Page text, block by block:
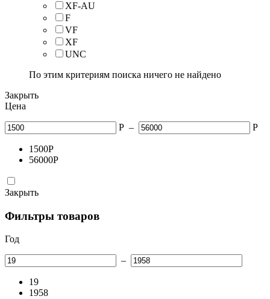
XF-AU
F
VF
XF
UNC
По этим критериям поиска ничего не найдено
Закрыть
Цена
Р – Р
1500Р
56000Р
Закрыть
Фильтры товаров
Год
–
19
1958